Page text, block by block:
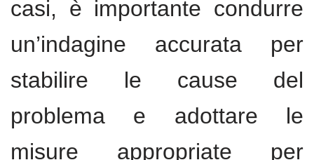
casi, è importante condurre
un’indagine accurata per
stabilire le cause del
problema e adottare le
misure appropriate per